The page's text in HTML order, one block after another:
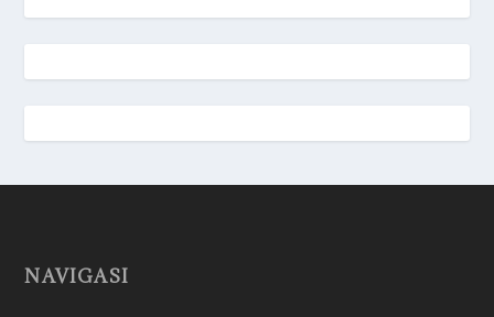
NAVIGASI